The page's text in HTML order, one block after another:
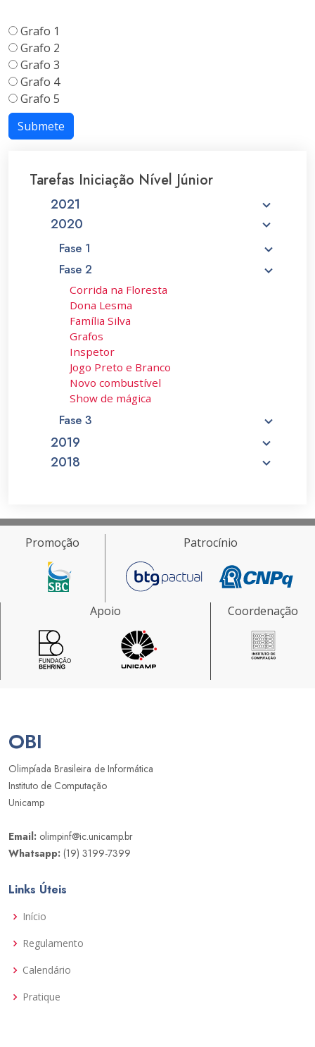
Grafo 1
Grafo 2
Grafo 3
Grafo 4
Grafo 5
Submete
Tarefas Iniciação Nível Júnior
2021
2020
Fase 1
Fase 2
Corrida na Floresta
Dona Lesma
Família Silva
Grafos
Inspetor
Jogo Preto e Branco
Novo combustível
Show de mágica
Fase 3
2019
2018
Promoção Patrocínio
Apoio Coordenação
OBI
Olimpíada Brasileira de Informática
Instituto de Computação
Unicamp
Email: olimpinf@ic.unicamp.br
Whatsapp: (19) 3199-7399
Links Úteis
Início
Regulamento
Calendário
Pratique